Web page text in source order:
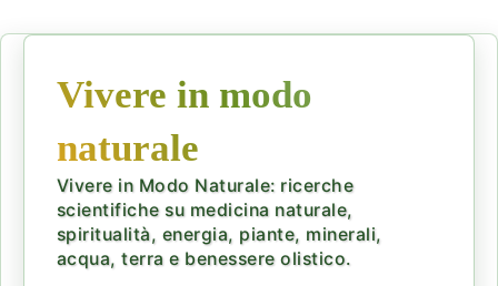
Vivere in modo
naturale
Vivere in Modo Naturale: ricerche
scientifiche su medicina naturale,
spiritualità, energia, piante, minerali,
acqua, terra e benessere olistico.